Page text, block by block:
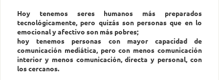
Hoy tenemos seres humanos más preparados
tecnológicamente, pero quizás son personas que en lo
emocional y afectivo son más pobres;
hoy tenemos personas con mayor capacidad de
comunicación mediática, pero con menos comunicación
interior y menos comunicación, directa y personal, con
los cercanos.